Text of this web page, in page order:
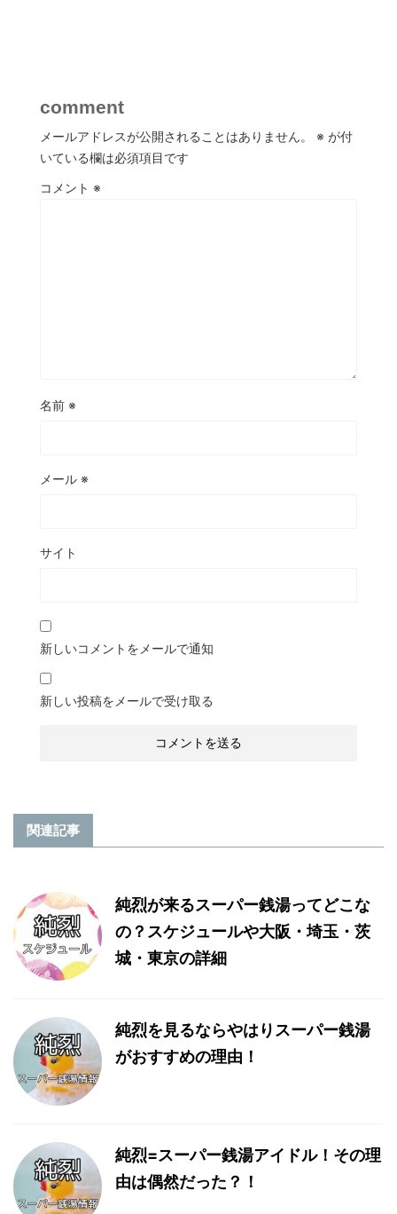
comment
メールアドレスが公開されることはありません。 ※ が付
いている欄は必須項目です
コメント ※
名前 ※
メール ※
サイト
新しいコメントをメールで通知
新しい投稿をメールで受け取る
関連記事
純烈が来るスーパー銭湯ってどこな
の？スケジュールや大阪・埼玉・茨
城・東京の詳細
純烈を見るならやはりスーパー銭湯
がおすすめの理由！
純烈=スーパー銭湯アイドル！その理
由は偶然だった？！